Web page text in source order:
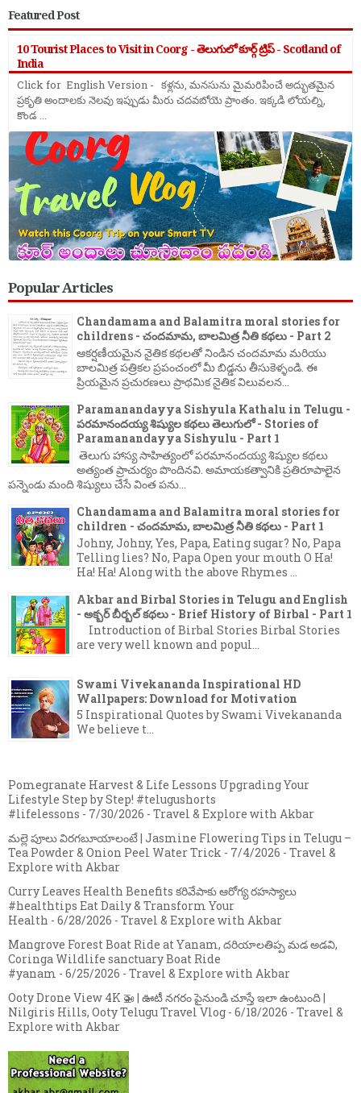
Featured Post
10 Tourist Places to Visit in Coorg - తెలుగులో కూర్గ్ ట్రిప్ - Scotland of
India
Click for English Version - కళ్లను, మనసును మైమరిపించే అద్భుతమైన
ప్రకృతి అందాలకు నెలవు ఇప్పుడు మీరు చదవబోయె ప్రాంతం. ఇక్కడి లోయల్ని,
కొండ ...
Popular Articles
Chandamama and Balamitra moral stories for
childrens - చందమామ, బాలమిత్ర నీతి కథలు - Part 2
ఆకర్షణీయమైన నైతిక కథలతో నిండిన చందమామ మరియు
బాలమిత్ర పత్రికల ప్రపంచంలో మీ బిడ్డను తీసుకెళ్ళండి. ఈ
ప్రియమైన ప్రచురణలు ప్రాథమిక నైతిక విలువలన...
Paramanandayya Sishyula Kathalu in Telugu -
పరమానందయ్య శిష్యుల కథలు తెలుగులో - Stories of
Paramanandayya Sishyulu - Part 1
తెలుగు హాస్య సాహిత్యంలో పరమానందయ్య శిష్యుల కథలు
అత్యంత ప్రాచుర్యం పొందినవి. అమాయకత్వానికి ప్రతిరూపాలైన
పన్నెండు మంది శిష్యులు చేసే వింత పను...
Chandamama and Balamitra moral stories for
children - చందమామ, బాలమిత్ర నీతి కథలు - Part 1
Johny, Johny, Yes, Papa, Eating sugar? No, Papa
Telling lies? No, Papa Open your mouth O Ha!
Ha! Ha! Along with the above Rhymes ...
Akbar and Birbal Stories in Telugu and English
- అక్బర్ బీర్బల్ కథలు - Brief History of Birbal - Part 1
Introduction of Birbal Stories Birbal Stories
are very well known and popul...
Swami Vivekananda Inspirational HD
Wallpapers: Download for Motivation
5 Inspirational Quotes by Swami Vivekananda
We believe t...
Pomegranate Harvest & Life Lessons Upgrading Your
Lifestyle Step by Step! #telugushorts
#lifelessons - 7/30/2026 - Travel & Explore with Akbar
మల్లె పూలు విరగబూయాలంటే | Jasmine Flowering Tips in Telugu –
Tea Powder & Onion Peel Water Trick - 7/4/2026 - Travel &
Explore with Akbar
Curry Leaves Health Benefits కరివేపాకు ఆరోగ్య రహస్యాలు
#healthtips Eat Daily & Transform Your
Health - 6/28/2026 - Travel & Explore with Akbar
Mangrove Forest Boat Ride at Yanam, దరియాలతిప్ప మడ అడవి,
Coringa Wildlife sanctuary Boat Ride
#yanam - 6/25/2026 - Travel & Explore with Akbar
Ooty Drone View 4K 🚁 | ఊటీ నగరం పైనుండి చూస్తే ఇలా ఉంటుంది |
Nilgiris Hills, Ooty Telugu Travel Vlog - 6/18/2026 - Travel &
Explore with Akbar